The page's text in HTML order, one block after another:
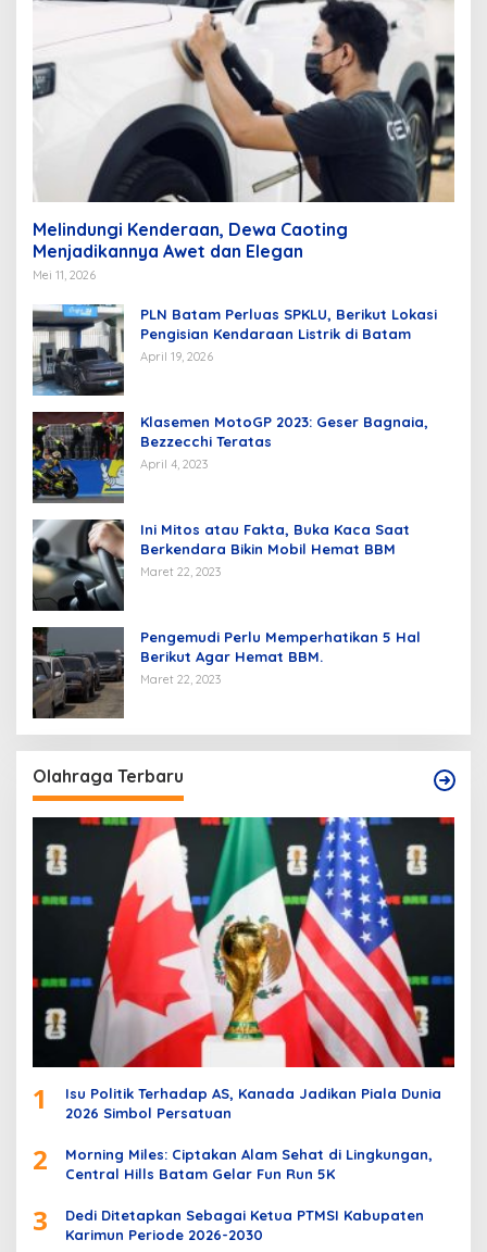
Melindungi Kenderaan, Dewa Caoting
Menjadikannya Awet dan Elegan
Mei 11, 2026
PLN Batam Perluas SPKLU, Berikut Lokasi
Pengisian Kendaraan Listrik di Batam
April 19, 2026
Klasemen MotoGP 2023: Geser Bagnaia,
Bezzecchi Teratas
April 4, 2023
Ini Mitos atau Fakta, Buka Kaca Saat
Berkendara Bikin Mobil Hemat BBM
Maret 22, 2023
Pengemudi Perlu Memperhatikan 5 Hal
Berikut Agar Hemat BBM.
Maret 22, 2023
Olahraga Terbaru
1
Isu Politik Terhadap AS, Kanada Jadikan Piala Dunia
2026 Simbol Persatuan
2
Morning Miles: Ciptakan Alam Sehat di Lingkungan,
Central Hills Batam Gelar Fun Run 5K
3
Dedi Ditetapkan Sebagai Ketua PTMSI Kabupaten
Karimun Periode 2026-2030